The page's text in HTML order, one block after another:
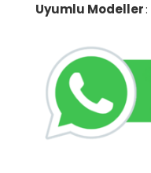
Uyumlu Modeller